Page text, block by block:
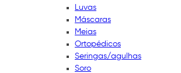
Luvas
Máscaras
Meias
Ortopédicos
Seringas/agulhas
Soro